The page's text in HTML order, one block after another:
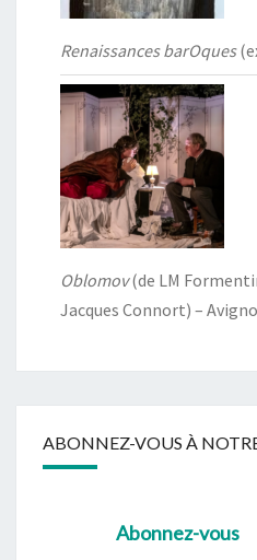
Renaissances barOques
Oblomov(de LM
Jacques Connort) –
ABONNEZ-VOUS À
Abonnez-vous